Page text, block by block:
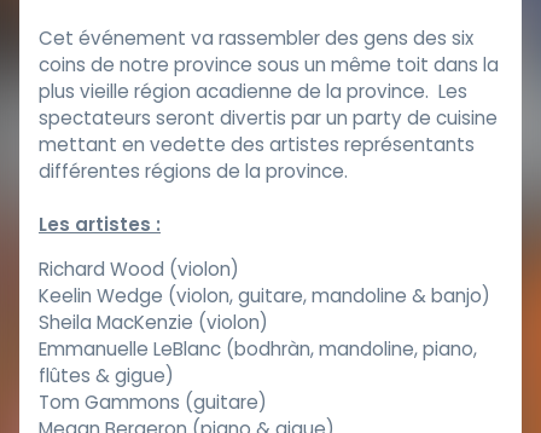
Cet événement va rassembler des gens des six
coins de notre province sous un même toit dans la
plus vieille région acadienne de la province. Les
spectateurs seront divertis par un party de cuisine
mettant en vedette des artistes représentants
différentes régions de la province.
Les artistes :
Richard Wood (violon)
Keelin Wedge (violon, guitare, mandoline & banjo)
Sheila MacKenzie (violon)
Emmanuelle LeBlanc (bodhràn, mandoline, piano,
flûtes & gigue)
Tom Gammons (guitare)